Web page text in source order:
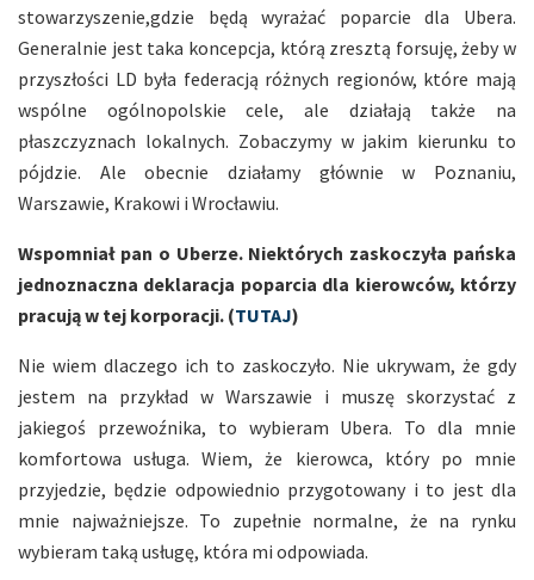
stowarzyszenie,gdzie będą wyrażać poparcie dla Ubera.
Generalnie jest taka koncepcja, którą zresztą forsuję, żeby w
przyszłości LD była federacją różnych regionów, które mają
wspólne ogólnopolskie cele, ale działają także na
płaszczyznach lokalnych. Zobaczymy w jakim kierunku to
pójdzie. Ale obecnie działamy głównie w Poznaniu,
Warszawie, Krakowi i Wrocławiu.
Wspomniał pan o Uberze. Niektórych zaskoczyła pańska
jednoznaczna deklaracja poparcia dla kierowców, którzy
pracują w tej korporacji. (TUTAJ)
Nie wiem dlaczego ich to zaskoczyło. Nie ukrywam, że gdy
jestem na przykład w Warszawie i muszę skorzystać z
jakiegoś przewoźnika, to wybieram Ubera. To dla mnie
komfortowa usługa. Wiem, że kierowca, który po mnie
przyjedzie, będzie odpowiednio przygotowany i to jest dla
mnie najważniejsze. To zupełnie normalne, że na rynku
wybieram taką usługę, która mi odpowiada.